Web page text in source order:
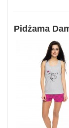
Pidżama